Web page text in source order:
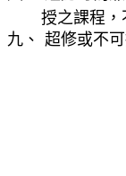
授之課程，
九、
超修或不